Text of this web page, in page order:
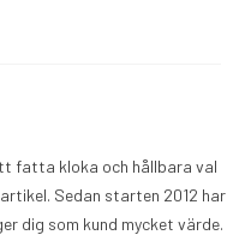
fatta kloka och hållbara val
Sedan starten 2012 har
dig som kund mycket värde.